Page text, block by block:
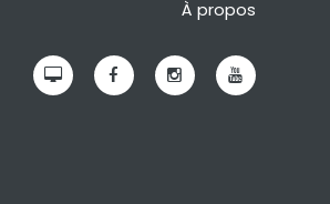
À propos